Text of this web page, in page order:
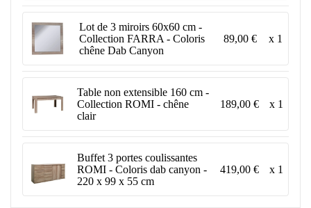
Lot de 3 miroirs 60x60 cm -
Collection FARRA - Coloris
chêne Dab Canyon
89,00 € x 1
Table non extensible 160 cm -
Collection ROMI - chêne
clair
189,00 € x 1
Buffet 3 portes coulissantes
ROMI - Coloris dab canyon -
220 x 99 x 55 cm
419,00 € x 1